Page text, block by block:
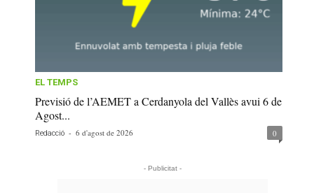
EL TEMPS
Previsió de l’AEMET a Cerdanyola del Vallès avui 6 de
Agost...
Redacció - 6 d'agost de 2026 0
- Publicitat -